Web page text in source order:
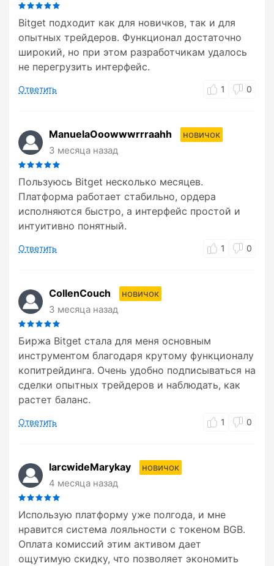
Bitget подходит как для новичков, так и для
опытных трейдеров. Функционал достаточно
широкий, но при этом разработчикам удалось
не перегрузить интерфейс.
Ответить 1 0
ManuelaOoowwwrrraahh
новичок
3 месяца назад
Пользуюсь Bitget несколько месяцев.
Платформа работает стабильно, ордера
исполняются быстро, а интерфейс простой и
интуитивно понятный.
Ответить 1 0
CollenCouch
новичок
3 месяца назад
Биржа Bitget стала для меня основным
инструментом благодаря крутому функционалу
копитрейдинга. Очень удобно подписываться на
сделки опытных трейдеров и наблюдать, как
растет баланс.
Ответить 1 0
larcwideMarykay
новичок
4 месяца назад
Использую платформу уже полгода, и мне
нравится система лояльности с токеном BGB.
Оплата комиссий этим активом дает
ощутимую скидку, что позволяет экономить